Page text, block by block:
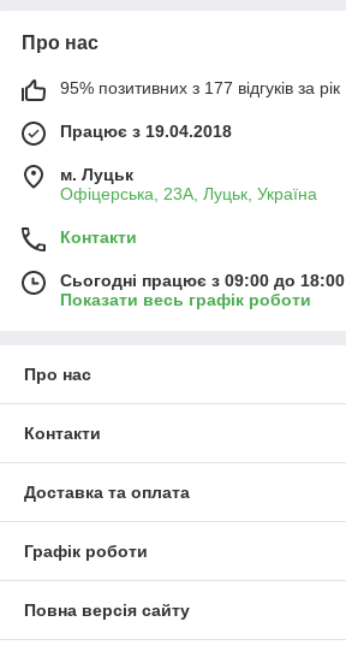
Про нас
95% позитивних з 177 відгуків за рік
Працює з 19.04.2018
м. Луцьк
Офіцерська, 23А, Луцьк, Україна
Контакти
Сьогодні працює з 09:00 до 18:00
Показати весь графік роботи
Про нас
Контакти
Доставка та оплата
Графік роботи
Повна версія сайту